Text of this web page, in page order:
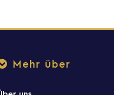
Mehr über